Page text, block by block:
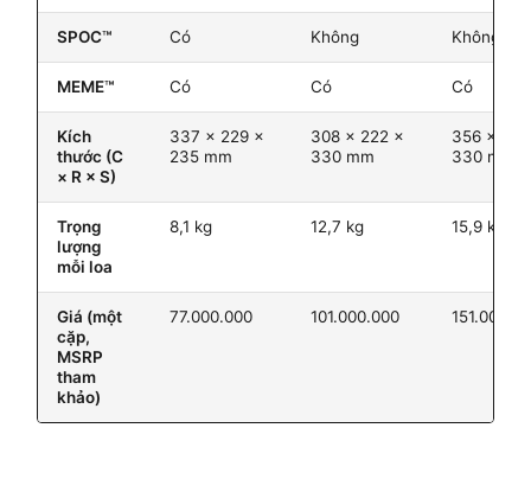
SPOC™ Có Không Không
MEME™ Có Có Có
Kích
thước (C
× R × S)
337 × 229 ×
235 mm
308 × 222 ×
330 mm
356 ×
330 mm
Trọng
lượng
mỗi loa
8,1 kg 12,7 kg 15,9 kg
Giá (một
cặp,
MSRP
tham
khảo)
77.000.000 101.000.000